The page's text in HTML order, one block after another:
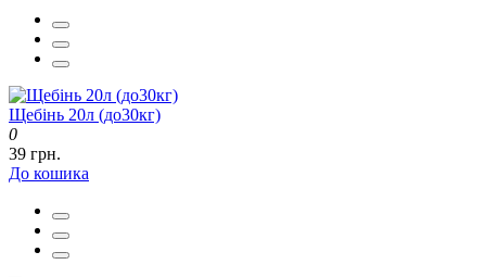
Щебінь 20л (до30кг)
0
39 грн.
До кошика